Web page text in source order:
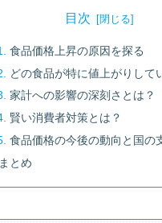
目次
食品価格上昇の原因を探る
どの食品が特に値上がりして
家計への影響の深刻さとは？
賢い消費者対策とは？
食品価格の今後の動向と国の
まとめ